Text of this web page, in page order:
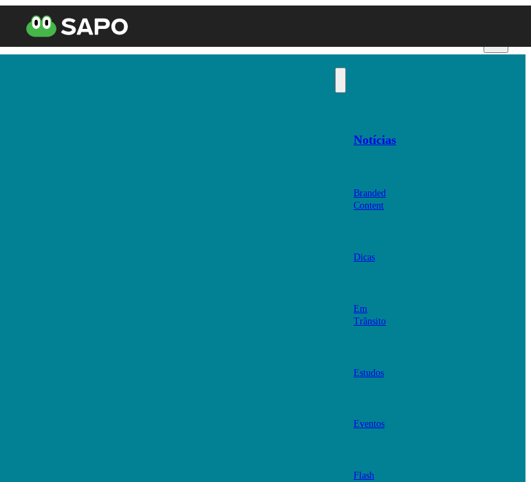
Notícias
Branded
Content
Dicas
Em
Trânsito
Estudos
Eventos
Flash